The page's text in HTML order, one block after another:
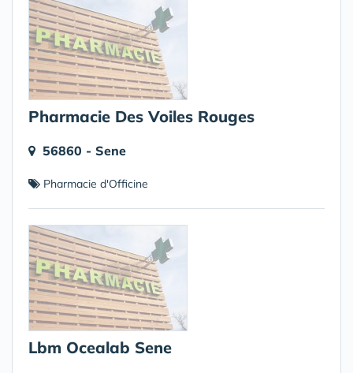
Pharmacie Des Voiles Rouges
56860 - Sene
Pharmacie d'Officine
Lbm Ocealab Sene